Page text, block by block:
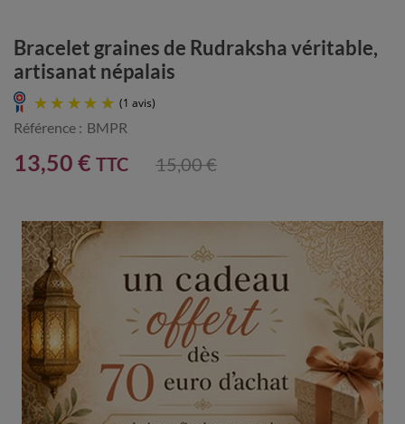
Bracelet graines de Rudraksha véritable,
artisanat népalais
Référence : BMPR
13,50 € TTC 15,00 €